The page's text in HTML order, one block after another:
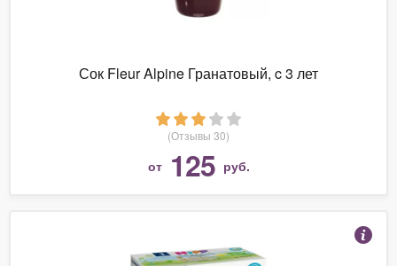
Сок Fleur Alpine Гранатовый, c 3 лет
(Отзывы 30)
от 125 руб.